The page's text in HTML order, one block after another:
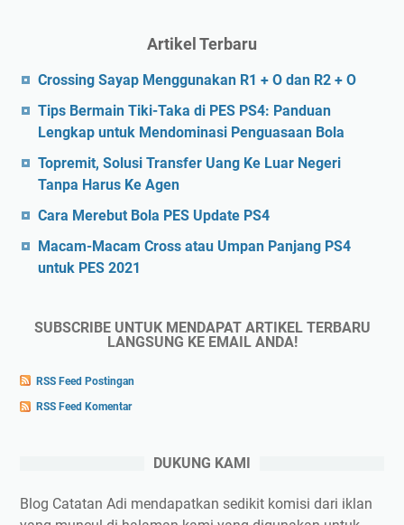
Artikel Terbaru
Crossing Sayap Menggunakan R1 + O dan R2 + O
Tips Bermain Tiki-Taka di PES PS4: Panduan
Lengkap untuk Mendominasi Penguasaan Bola
Topremit, Solusi Transfer Uang Ke Luar Negeri
Tanpa Harus Ke Agen
Cara Merebut Bola PES Update PS4
Macam-Macam Cross atau Umpan Panjang PS4
untuk PES 2021
SUBSCRIBE UNTUK MENDAPAT ARTIKEL TERBARU
LANGSUNG KE EMAIL ANDA!
RSS Feed Postingan
RSS Feed Komentar
DUKUNG KAMI
Blog Catatan Adi mendapatkan sedikit komisi dari iklan